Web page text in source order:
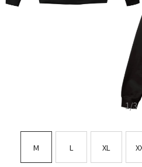
1/3
M L XL